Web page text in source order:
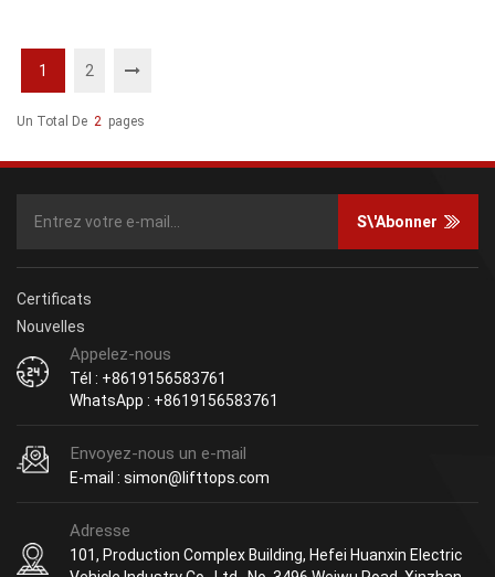
1 2
Un Total De 2 Pages
S\'abonner
Certificats
Nouvelles
Appelez-nous
Tél : +8619156583761
WhatsApp : +8619156583761
Envoyez-nous un e-mail
E-mail : simon@lifttops.com
Adresse
101, Production Complex Building, Hefei Huanxin Electric